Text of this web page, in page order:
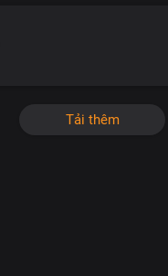
Tải thêm